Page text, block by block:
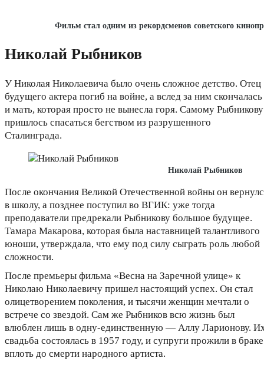
Фильм стал одним из рекордсменов советского
Николай Рыбников
У Николая Николаевича было очень сложное детство. Отец
будущего актера погиб на войне, а вслед за ним скончалась
и мать, которая просто не вынесла горя. Самому Рыбникову
пришлось спасаться бегством из разрушенного
Сталинграда.
Николай Рыбников
После окончания Великой Отечественной войны он
в школу, а позднее поступил во ВГИК: уже тогда
преподаватели предрекали Рыбникову большое будущее.
Тамара Макарова, которая была наставницей талантливого
юноши, утверждала, что ему под силу сыграть роль любой
сложности.
После премьеры фильма «Весна на Заречной улице» к
Николаю Николаевичу пришел настоящий успех. Он стал
олицетворением поколения, и тысячи женщин мечтали о
встрече со звездой. Сам же Рыбников всю жизнь был
влюблен лишь в одну-единственную — Аллу Ларионову.
свадьба состоялась в 1957 году, и супруги прожили в браке
вплоть до смерти народного артиста.